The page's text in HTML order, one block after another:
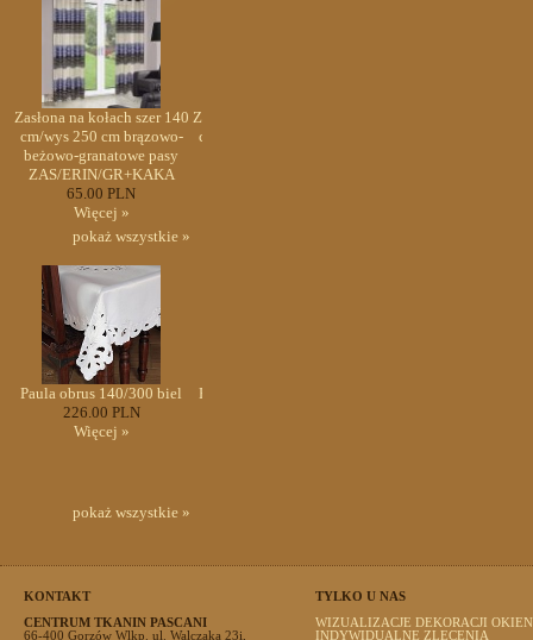
Zasłona na kołach szer 140
cm/wys 250 cm brązowo-
beżowo-granatowe pasy
ZAS/ERIN/GR+KAKA
65.00 PLN
Więcej »
Zasłona na kołach szer 140
cm/wys 250 cm brązowo-
pokaż wszystkie »
Paula obrus 140/300 biel
226.00 PLN
Więcej »
Paula obrus 140/300 biel
pokaż wszystkie »
KONTAKT
CENTRUM TKANIN PASCANI
66-400 Gorzów Wlkp. ul. Walczaka 23i,
TYLKO U NAS
WIZUALIZACJE DEKORACJI OKIEN
INDYWIDUALNE ZLECENIA